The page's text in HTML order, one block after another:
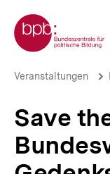
zum
Seiteninhalt
springen
Zur Startseite der bpb
Save
69.
Bundesweites
2025
Veranstaltungen
Save